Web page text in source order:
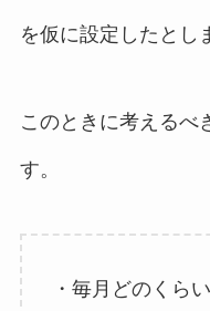
を仮に設定したとし
このときに考えるべ
す。
・毎月どのくら